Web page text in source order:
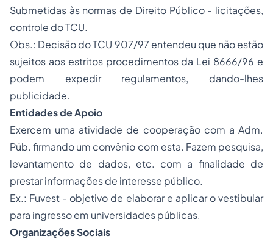
Submetidas às normas de Direito Público - licitações,
controle do TCU.
Obs.: Decisão do TCU 907/97 entendeu que não estão
sujeitos aos estritos procedimentos da Lei 8666/96 e
podem expedir regulamentos, dando-lhes
publicidade.
Entidades de Apoio
Exercem uma atividade de cooperação com a Adm.
Púb. firmando um convênio com esta. Fazem pesquisa,
levantamento de dados, etc. com a finalidade de
prestar informações de interesse público.
Ex.: Fuvest - objetivo de elaborar e aplicar o vestibular
para ingresso em universidades públicas.
Organizações Sociais